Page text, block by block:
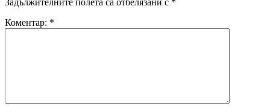
Задължителните полета са отбелязани с *
Коментар: *